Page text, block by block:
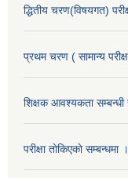
द्धितीय चरण(विषयगत)
प्रथम चरण ( सामान्य
शिक्षक आवश्यकता
परीक्षा ताेकिएकाे सम्बन्धमा ।